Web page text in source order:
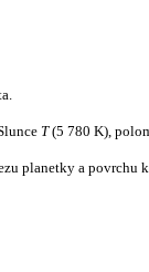
T(5 780 K),
planetky a povrchu